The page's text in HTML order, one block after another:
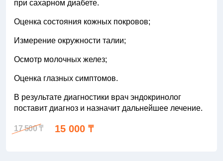
при сахарном диабете.
Оценка состояния кожных покровов;
Измерение окружности талии;
Осмотр молочных желез;
Оценка глазных симптомов.
В результате диагностики врач эндокринолог
поставит диагноз и назначит дальнейшее лечение.
17 500 ₸ 15 000 ₸